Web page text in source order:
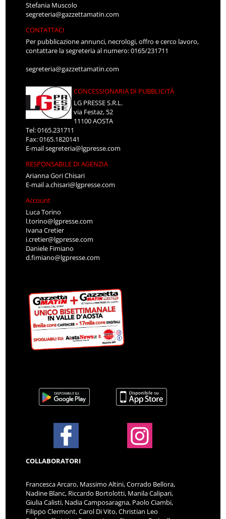
Stefania Muscolo
segreteria@gazzettamatin.com
CONTATTACI
Per pubblicazione annunci, necrologi, offro e cerco lavoro,
contattare la segreteria al numero: 0165/231711
segreteria@gazzettamatin.com
CONCESSIONARIA DI PUBBLICITÀ
LG PRESSE S.R.L.
via Festaz, 52
11100 AOSTA
Tel: 0165.231711
Fax: 0165.1820141
E-mailsegreteria@lgpresse.com
RESPONSABILE DI AGENZIA
Arianna Gori Chisari
E-maila.chisari@lgpresse.com
Account
Luca Torino
l.torino@lgpresse.com
Ivana Cretier
i.cretier@lgpresse.com
Daniele Fimiano
d.fimiano@lgpresse.com
COLLABORATORI
Francesca Arcaro, Massimo Altini, Corrado Bellora,
Nadine Blanc, Riccardo Bortolotti, Manila Calipari,
Giulia Calisti, Nadia Camposaragna, Paolo Ciambi,
Filippo Clermont, Carol Di Vito, Christian Leo